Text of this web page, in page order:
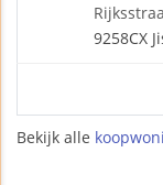
9258CX
Bekijk alle